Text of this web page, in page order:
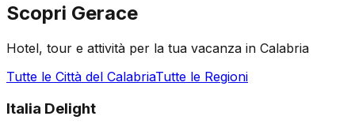
Scopri Gerace
Hotel, tour e attività per la tua vacanza in Calabria
Tutte le Città del CalabriaTutte le Regioni
Italia Delight